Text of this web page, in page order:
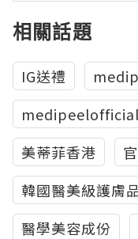
相關話題
IG送禮
medipeelofficial
美蒂菲香港
韓國醫美級護膚
醫學美容成份